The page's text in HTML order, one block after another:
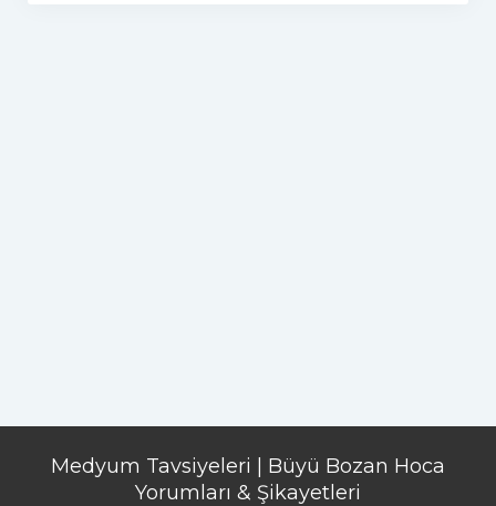
Medyum Tavsiyeleri | Büyü Bozan Hoca
Yorumları & Şikayetleri